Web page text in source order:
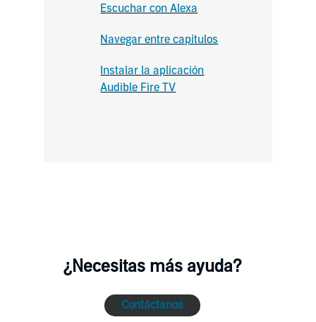
Escuchar con Alexa
Navegar entre capítulos
Instalar la aplicación
Audible Fire TV
¿Necesitas más ayuda?
Contáctanos